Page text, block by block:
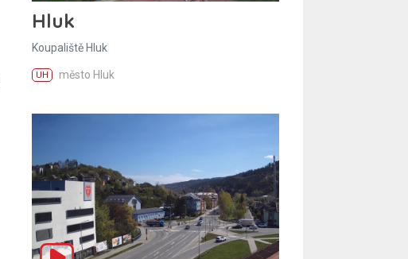
Hluk
Koupaliště Hluk
UH město Hluk